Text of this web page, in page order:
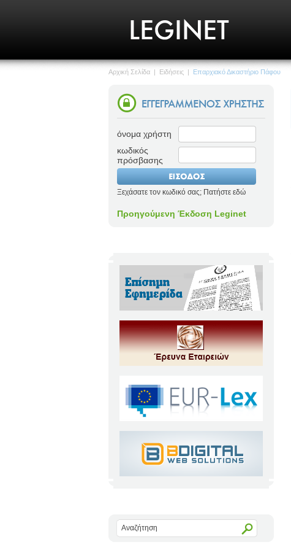
Αρχική Σελίδα | Ειδήσεις | Επαρχιακό Δικαστήριο Πάφου
όνομα χρήστη
κωδικός
πρόσβασης
Ξεχάσατε τον κωδικό σας; Πατήστε εδώ
Προηγούμενη Έκδοση Leginet